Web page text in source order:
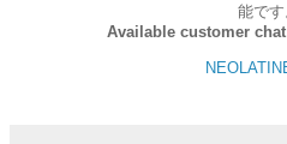
能です
Available customer